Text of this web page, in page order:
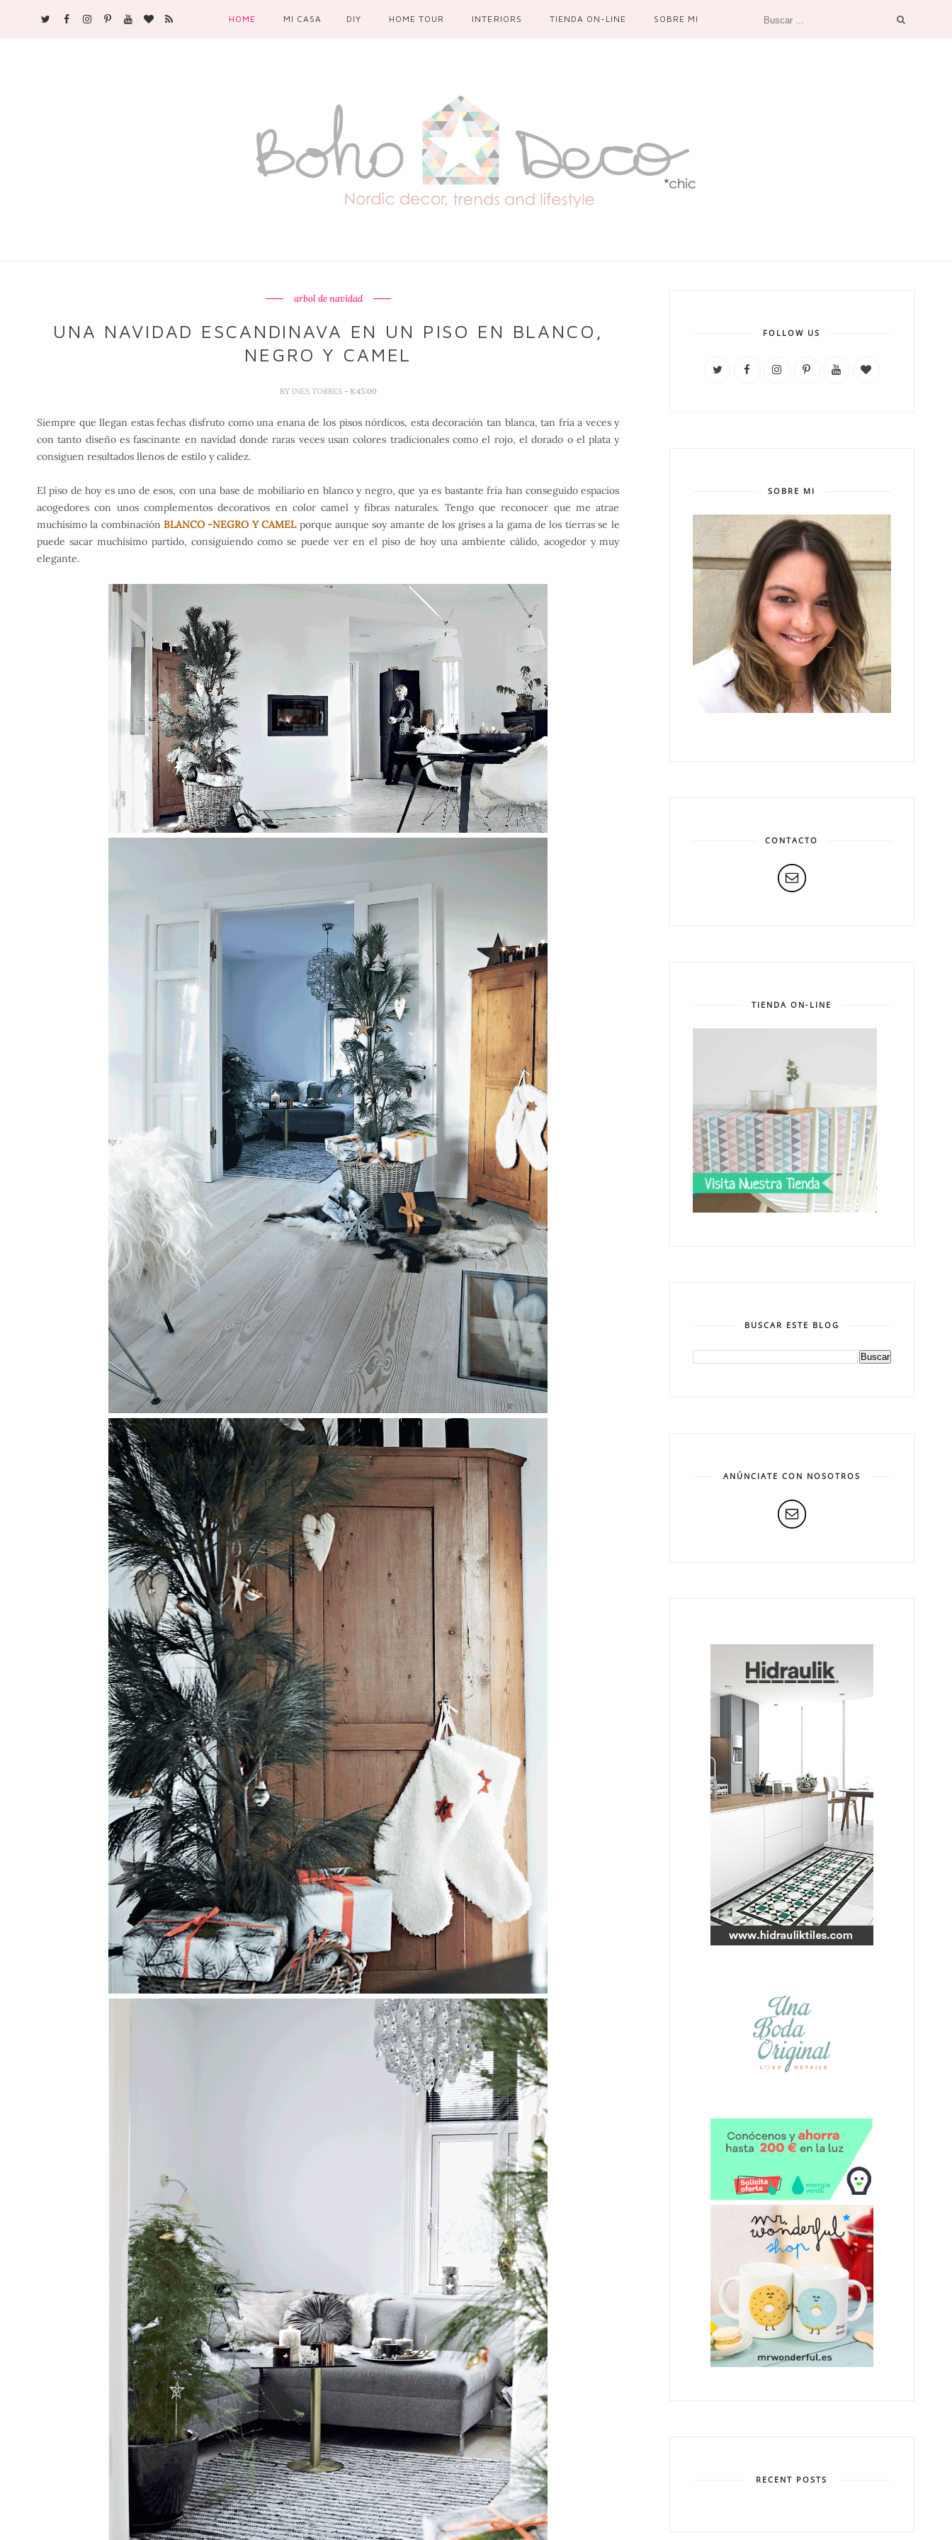
HOME MI CASA DIY HOME TOUR INTERIORS TIENDA ON-LINE SOBRE MI
arbol de navidad
UNA NAVIDAD ESCANDINAVA EN UN PISO EN BLANCO,
NEGRO Y CAMEL
BY INES TORRES - 8:45:00
Siempre que llegan estas fechas disfruto como una enana de los pisos nórdicos, esta decoración tan blanca, tan fría a veces y
con tanto diseño es fascinante en navidad donde raras veces usan colores tradicionales como el rojo, el dorado o el plata y
consiguen resultados llenos de estilo y calidez.
El piso de hoy es uno de esos, con una base de mobiliario en blanco y negro, que ya es bastante fría han conseguido espacios
acogedores con unos complementos decorativos en color camel y fibras naturales. Tengo que reconocer que me atrae
muchísimo la combinaciónBLANCO -NEGRO Y CAMEL porque aunque soy amante de los grises a la gama de los tierras se le
puede sacar muchísimo partido, consiguiendo como se puede ver en el piso de hoy una ambiente cálido, acogedor y muy
elegante.
FOLLOW US
SOBRE MI
CONTACTO
TIENDA ON-LINE
BUSCAR ESTE BLOG
ANÚNCIATE CON NOSOTROS
RECENT POSTS